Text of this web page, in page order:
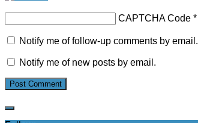
CAPTCHA Code *
Notify me of follow-up comments by email.
Notify me of new posts by email.